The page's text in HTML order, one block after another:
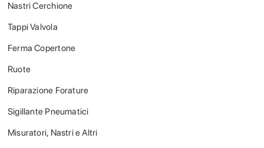
Nastri Cerchione
Tappi Valvola
Ferma Copertone
Ruote
Riparazione Forature
Sigillante Pneumatici
Misuratori, Nastri e Altri